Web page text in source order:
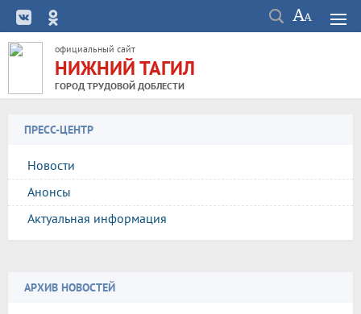
официальный сайт
НИЖНИЙ ТАГИЛ
ГОРОД ТРУДОВОЙ ДОБЛЕСТИ
ПРЕСС-ЦЕНТР
Новости
Анонсы
Актуальная информация
АРХИВ НОВОСТЕЙ